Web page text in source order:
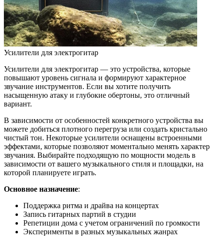
Усилители для электрогитар
Усилители для электрогитар — это устройства, которые
повышают уровень сигнала и формируют характерное
звучание инструментов. Если вы хотите получить
насыщенную атаку и глубокие обертоны, это отличный
вариант.
В зависимости от особенностей конкретного устройства вы
можете добиться плотного перегруза или создать кристально
чистый тон. Некоторые усилители оснащены встроенными
эффектами, которые позволяют моментально менять характер
звучания. Выбирайте подходящую по мощности модель в
зависимости от вашего музыкального стиля и площадки, на
которой планируете играть.
Основное назначение:
Поддержка ритма и драйва на концертах
Запись гитарных партий в студии
Репетиции дома с учетом ограничений по громкости
Эксперименты в разных музыкальных жанрах